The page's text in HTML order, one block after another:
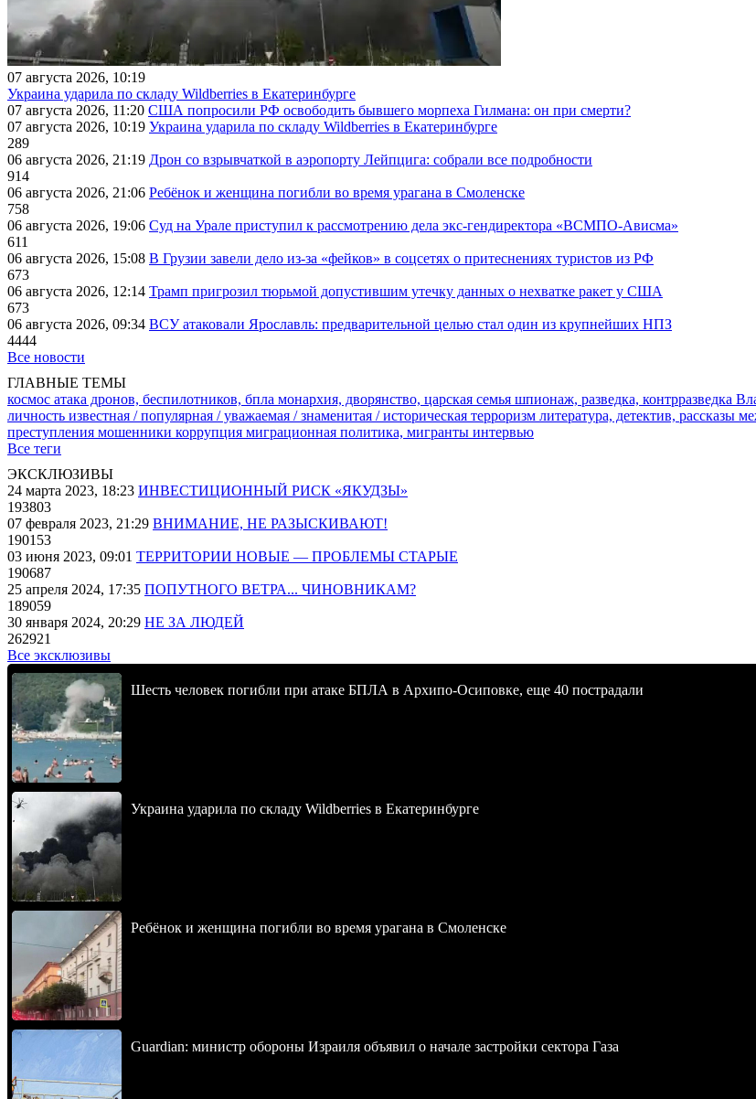
07 августа 2026, 10:19
Украина ударила по складу Wildberries в Екатеринбурге
07 августа 2026, 11:20 США попросили РФ освободить бывшего морпеха Гилмана: он при смерти?
07 августа 2026, 10:19 Украина ударила по складу Wildberries в Екатеринбурге
289
06 августа 2026, 21:19 Дрон со взрывчаткой в аэропорту Лейпцига: собрали все подробности
914
06 августа 2026, 21:06 Ребёнок и женщина погибли во время урагана в Смоленске
758
06 августа 2026, 19:06 Суд на Урале приступил к рассмотрению дела экс-гендиректора «ВСМПО-Ависма»
611
06 августа 2026, 15:08 В Грузии завели дело из-за «фейков» в соцсетях о притеснениях туристов из РФ
673
06 августа 2026, 12:14 Трамп пригрозил тюрьмой допустившим утечку данных о нехватке ракет у США
673
06 августа 2026, 09:34 ВСУ атаковали Ярославль: предварительной целью стал один из крупнейших НПЗ
4444
Все новости
ГЛАВНЫЕ ТЕМЫ
космос атака дронов, беспилотников, бпла монархия, дворянство, царская семья шпионаж, разведка, контрразведка
личность известная / популярная / уважаемая / знаменитая / историческая терроризм литература, детектив, рассказы
преступления мошенники коррупция миграционная политика, мигранты интервью
Все теги
ЭКСКЛЮЗИВЫ
24 марта 2023, 18:23 ИНВЕСТИЦИОННЫЙ РИСК «ЯКУДЗЫ»
193803
07 февраля 2023, 21:29 ВНИМАНИЕ, НЕ РАЗЫСКИВАЮТ!
190153
03 июня 2023, 09:01 ТЕРРИТОРИИ НОВЫЕ — ПРОБЛЕМЫ СТАРЫЕ
190687
25 апреля 2024, 17:35 ПОПУТНОГО ВЕТРА... ЧИНОВНИКАМ?
189059
30 января 2024, 20:29 НЕ ЗА ЛЮДЕЙ
262921
Все эксклюзивы
Шесть человек погибли при атаке БПЛА в Архипо-Осиповке, еще 40 пострадали
Украина ударила по складу Wildberries в Екатеринбурге
Ребёнок и женщина погибли во время урагана в Смоленске
Guardian: министр обороны Израиля объявил о начале застройки сектора Газа